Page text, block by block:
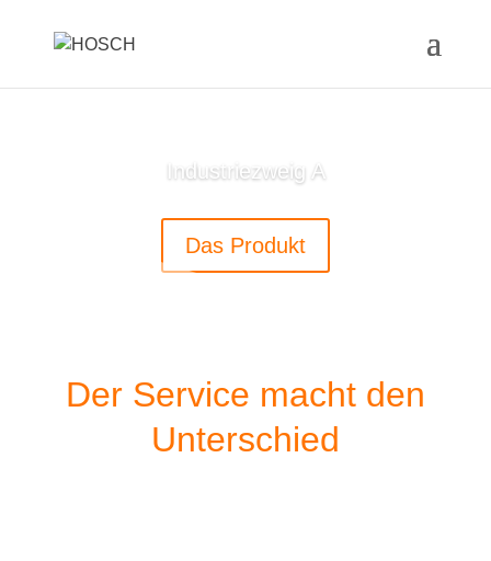
Industriezweig A
Das Produkt
Der Service macht den
Unterschied